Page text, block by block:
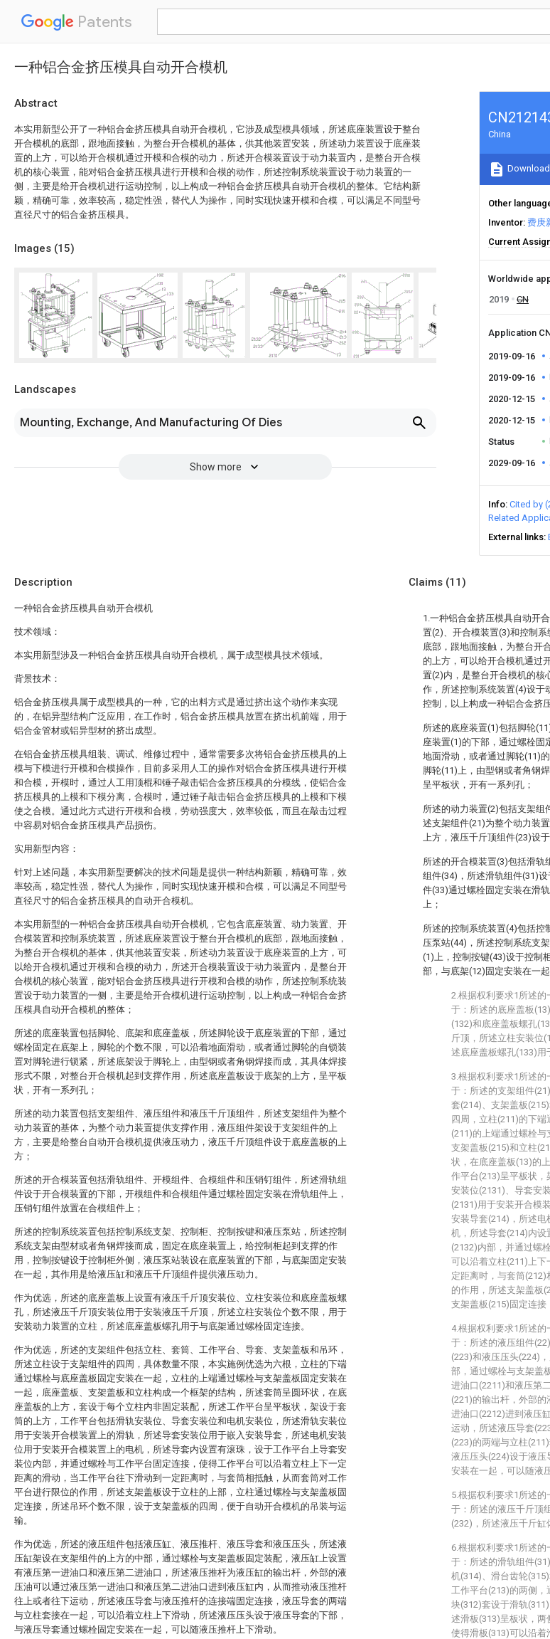
Patents
一种铝合金挤压模具自动开合模机
Abstract
本实用新型公开了一种铝合金挤压模具自动开合模机，它涉及成型模具领域，所述底座装置设于整台
开合模机的底部，跟地面接触，为整台开合模机的基体，供其他装置安装，所述动力装置设于底座装
置的上方，可以给开合模机通过开模和合模的动力，所述开合模装置设于动力装置内，是整台开合模
机的核心装置，能对铝合金挤压模具进行开模和合模的动作，所述控制系统装置设于动力装置的一
侧，主要是给开合模机进行运动控制，以上构成一种铝合金挤压模具自动开合模机的整体。它结构新
颖，精确可靠，效率较高，稳定性强，替代人为操作，同时实现快速开模和合模，可以满足不同型号
直径尺寸的铝合金挤压模具。
Images (15)
Landscapes
Mounting, Exchange, And Manufacturing Of Dies
Show more
China
Download
Other
Inventor 费庚
Current
Worldwide
2019
CN
Application
2019-09-16
2019-09-16
2020-12-15
2020-12-15
Status
2029-09-16
Info Cited by
Related
External links
Description
一种铝合金挤压模具自动开合模机
技术领域：
本实用新型涉及一种铝合金挤压模具自动开合模机，属于成型模具技术领域。
背景技术：
铝合金挤压模具属于成型模具的一种，它的出料方式是通过挤出这个动作来实现
的，在铝异型结构广泛应用，在工作时，铝合金挤压模具放置在挤出机前端，用于
铝合金管材或铝异型材的挤出成型。
在铝合金挤压模具组装、调试、维修过程中，通常需要多次将铝合金挤压模具的上
模与下模进行开模和合模操作，目前多采用人工的操作对铝合金挤压模具进行开模
和合模，开模时，通过人工用顶棍和锤子敲击铝合金挤压模具的分模线，使铝合金
挤压模具的上模和下模分离，合模时，通过锤子敲击铝合金挤压模具的上模和下模
使之合模。通过此方式进行开模和合模，劳动强度大，效率较低，而且在敲击过程
中容易对铝合金挤压模具产品损伤。
实用新型内容：
针对上述问题，本实用新型要解决的技术问题是提供一种结构新颖，精确可靠，效
率较高，稳定性强，替代人为操作，同时实现快速开模和合模，可以满足不同型号
直径尺寸的铝合金挤压模具的自动开合模机。
本实用新型的一种铝合金挤压模具自动开合模机，它包含底座装置、动力装置、开
合模装置和控制系统装置，所述底座装置设于整台开合模机的底部，跟地面接触，
为整台开合模机的基体，供其他装置安装，所述动力装置设于底座装置的上方，可
以给开合模机通过开模和合模的动力，所述开合模装置设于动力装置内，是整台开
合模机的核心装置，能对铝合金挤压模具进行开模和合模的动作，所述控制系统装
置设于动力装置的一侧，主要是给开合模机进行运动控制，以上构成一种铝合金挤
压模具自动开合模机的整体；
所述的底座装置包括脚轮、底架和底座盖板，所述脚轮设于底座装置的下部，通过
螺栓固定在底架上，脚轮的个数不限，可以沿着地面滑动，或者通过脚轮的自锁装
置对脚轮进行锁紧，所述底架设于脚轮上，由型钢或者角钢焊接而成，其具体焊接
形式不限，对整台开合模机起到支撑作用，所述底座盖板设于底架的上方，呈平板
状，开有一系列孔；
所述的动力装置包括支架组件、液压组件和液压千斤顶组件，所述支架组件为整个
动力装置的基体，为整个动力装置提供支撑作用，液压组件架设于支架组件的上
方，主要是给整台自动开合模机提供液压动力，液压千斤顶组件设于底座盖板的上
方；
所述的开合模装置包括滑轨组件、开模组件、合模组件和压销钉组件，所述滑轨组
件设于开合模装置的下部，开模组件和合模组件通过螺栓固定安装在滑轨组件上，
压销钉组件放置在合模组件上；
所述的控制系统装置包括控制系统支架、控制柜、控制按键和液压泵站，所述控制
系统支架由型材或者角钢焊接而成，固定在底座装置上，给控制柜起到支撑的作
用，控制按键设于控制柜外侧，液压泵站装设在底座装置的下部，与底架固定安装
在一起，其作用是给液压缸和液压千斤顶组件提供液压动力。
作为优选，所述的底座盖板上设置有液压千斤顶安装位、立柱安装位和底座盖板螺
孔，所述液压千斤顶安装位用于安装液压千斤顶，所述立柱安装位个数不限，用于
安装动力装置的立柱，所述底座盖板螺孔用于与底架通过螺栓固定连接。
作为优选，所述的支架组件包括立柱、套筒、工作平台、导套、支架盖板和吊环，
所述立柱设于支架组件的四周，具体数量不限，本实施例优选为六根，立柱的下端
通过螺栓与底座盖板固定安装在一起，立柱的上端通过螺栓与支架盖板固定安装在
一起，底座盖板、支架盖板和立柱构成一个框架的结构，所述套筒呈圆环状，在底
座盖板的上方，套设于每个立柱内非固定装配，所述工作平台呈平板状，架设于套
筒的上方，工作平台包括滑轨安装位、导套安装位和电机安装位，所述滑轨安装位
用于安装开合模装置上的滑轨，所述导套安装位用于嵌入安装导套，所述电机安装
位用于安装开合模装置上的电机，所述导套内设置有滚珠，设于工作平台上导套安
装位内部，并通过螺栓与工作平台固定连接，使得工作平台可以沿着立柱上下一定
距离的滑动，当工作平台往下滑动到一定距离时，与套筒相抵触，从而套筒对工作
平台进行限位的作用，所述支架盖板设于立柱的上部，立柱通过螺栓与支架盖板固
定连接，所述吊环个数不限，设于支架盖板的四周，便于自动开合模机的吊装与运
输。
作为优选，所述的液压组件包括液压缸、液压推杆、液压导套和液压压头，所述液
压缸架设在支架组件的上方的中部，通过螺栓与支架盖板固定装配，液压缸上设置
有液压第一进油口和液压第二进油口，所述液压推杆为液压缸的输出杆，外部的液
压油可以通过液压第一进油口和液压第二进油口进到液压缸内，从而推动液压推杆
往上或者往下运动，所述液压导套与液压推杆的连接端固定连接，液压导套的两端
与立柱套接在一起，可以沿着立柱上下滑动，所述液压压头设于液压导套的下部，
与液压导套通过螺栓固定安装在一起，可以随液压推杆上下滑动。
Claims (11)
1.一种铝合金挤压模具自动开
置(2)、开合模装置(3)和控制
底部，跟地面接触，为整台开
的上方，可以给开合模机通过
置(2)内，是整台开合模机的核
作，所述控制系统装置(4)设于
控制，以上构成一种铝合金挤
所述的底座装置(1)包括脚轮
座装置(1)的下部，通过螺栓固
地面滑动，或者通过脚轮(11)
脚轮(11)上，由型钢或者角钢
呈平板状，开有一系列孔；
所述的动力装置(2)包括支架组
述支架组件(21)为整个动力装
上方，液压千斤顶组件(23)设
所述的开合模装置(3)包括滑轨
组件(34)，所述滑轨组件(31)
件(33)通过螺栓固定安装在滑
上；
所述的控制系统装置(4)包括控
压泵站(44)，所述控制系统支
(1)上，控制按键(43)设于控制
部，与底架(12)固定安装在一起
2.根据权利要求1所述
于：所述的底座盖板
(132)和底座盖板螺孔
斤顶，所述立柱安装位
述底座盖板螺孔(133)用
3.根据权利要求1所述
于：所述的支架组件
套(214)、支架盖板
四周，立柱(211)的下
(211)的上端通过螺栓与
支架盖板(215)和立柱
状，在底座盖板(13)的
作平台(213)呈平板状
安装位(2131)、导套安
(2131)用于安装开合模
安装导套(214)，所述
机，所述导套(214)内
(2132)内部，并通过螺
可以沿着立柱(211)上
定距离时，与套筒
的作用，所述支架盖板
支架盖板(215)固定连接
4.根据权利要求1所述
于：所述的液压组件
(223)和液压压头(224)
部，通过螺栓与支架盖
进油口(2211)和液压第
(221)的输出杆，外部
进油口(2212)进到液压
运动，所述液压导套
(223)的两端与立柱
液压压头(224)设于液
安装在一起，可以随液
5.根据权利要求1所述
于：所述的液压千斤顶
(232)，所述液压千斤缸
6.根据权利要求1所述
于：所述的滑轨组件
机(314)、滑台齿轮
工作平台(213)的两侧
块(312)套设于滑轨
述滑板(313)呈板状，两
使得滑板(313)可以沿